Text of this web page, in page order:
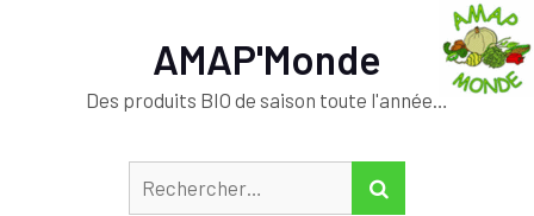
AMAP'Monde
Des produits BIO de saison toute l'année…